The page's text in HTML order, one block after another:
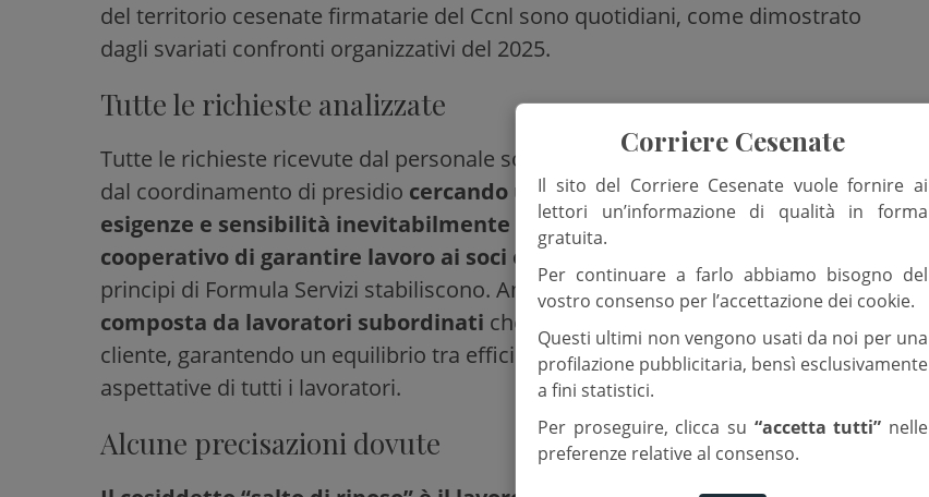
del territorio cesenate firmatarie del Ccnl sono quotidiani, come dimostrato
dagli svariati confronti organizzativi del 2025.
Tutte le richieste analizzate
Tutte le richieste ricevute dal personale sono analizzate con serietà ed attenzione
dal coordinamento di presidio cercando un equilibrio tra 151 operatori con
esigenze e sensibilità inevitabilmente differenti,sempre nello spirito
cooperativo di garantire lavoro ai soci e ai lavoratori del territorio
principi di Formula Servizi stabiliscono. Anche lasquadra di coordinamento è
composta da lavoratori subordinati che si fanno carico delle istanze del
cliente, garantendo un equilibrio tra efficienza, priorità e rispetto delle
aspettative di tutti i lavoratori.
Alcune precisazioni dovute
Corriere Cesenate
Il sito del Corriere Cesenate vuole fornire ai
lettori un’informazione di qualità in forma
gratuita.
Per continuare a farlo abbiamo bisogno del
vostro consenso per l’accettazione dei cookie.
Questi ultimi non vengono usati da noi per una
profilazione pubblicitaria, bensì esclusivamente
a fini statistici.
Per proseguire, clicca su “accetta tutti” nelle
preferenze relative al consenso.